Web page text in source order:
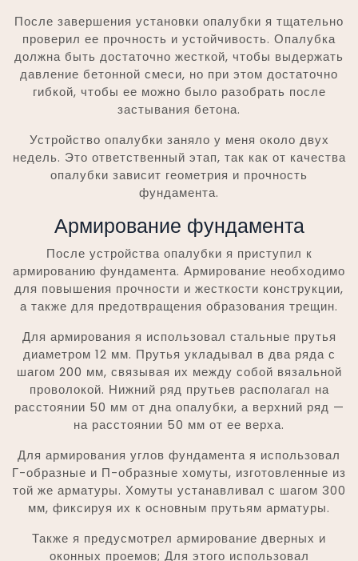
После завершения установки опалубки я тщательно
проверил ее прочность и устойчивость. Опалубка
должна быть достаточно жесткой, чтобы выдержать
давление бетонной смеси, но при этом достаточно
гибкой, чтобы ее можно было разобрать после
застывания бетона.
Устройство опалубки заняло у меня около двух
недель. Это ответственный этап, так как от качества
опалубки зависит геометрия и прочность
фундамента.
Армирование фундамента
После устройства опалубки я приступил к
армированию фундамента. Армирование необходимо
для повышения прочности и жесткости конструкции,
а также для предотвращения образования трещин.
Для армирования я использовал стальные прутья
диаметром 12 мм. Прутья укладывал в два ряда с
шагом 200 мм, связывая их между собой вязальной
проволокой. Нижний ряд прутьев располагал на
расстоянии 50 мм от дна опалубки, а верхний ряд —
на расстоянии 50 мм от ее верха.
Для армирования углов фундамента я использовал
Г-образные и П-образные хомуты, изготовленные из
той же арматуры. Хомуты устанавливал с шагом 300
мм, фиксируя их к основным прутьям арматуры.
Также я предусмотрел армирование дверных и
оконных проемов; Для этого использовал